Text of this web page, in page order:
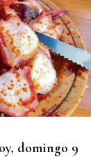
un guiño a
domingo 9